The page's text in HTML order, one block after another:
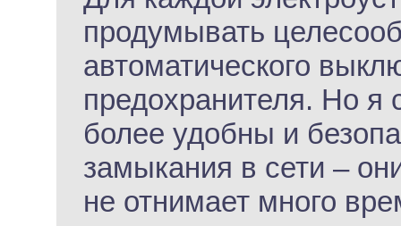
продумывать
автоматического
предохранителя. Но я
более удобны и
замыкания в сети –
не отнимает много